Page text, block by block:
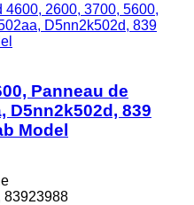
4600, 2600, 3700, 5600,
D5nn2k502d, 839
Panneau de
D5nn2k502d, 839
Model
83923988